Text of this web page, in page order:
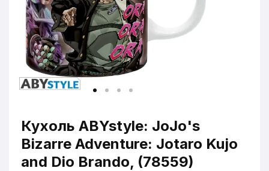
Кухоль ABYstyle: JoJo's
Bizarre Adventure: Jotaro Kujo
and Dio Brando, (78559)